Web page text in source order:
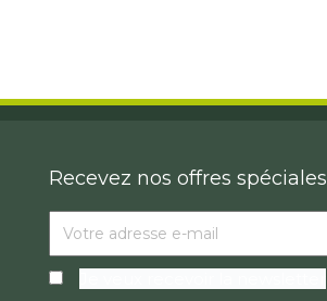
Recevez nos offres spéciales